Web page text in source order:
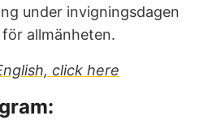
under invigningsdagen
allmänheten.
click here